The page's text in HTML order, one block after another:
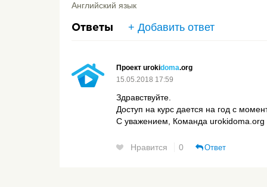
Английский язык
Ответы + Добавить ответ
Проект urokidoma.org
15.05.2018 17:59
Здравствуйте.
Доступ на курс дается на год с
С уважением, Команда urokidoma.org
Нравится 0 Ответ